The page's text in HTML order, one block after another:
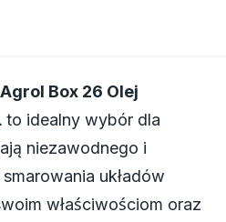
Box 26 Olej
to idealny wybór dla
niezawodnego i
układów
właściwościom oraz